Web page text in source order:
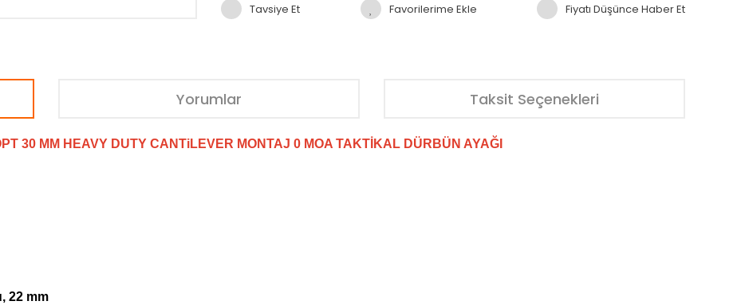
Tavsiye Et Fiyatı Düşünce Haber Et
Yorumlar Taksit Seçenekleri
30 MM HEAVY DUTY CANTiLEVER MONTAJ 0 MOA TAKTİKAL DÜRBÜN AYAĞI
22 mm